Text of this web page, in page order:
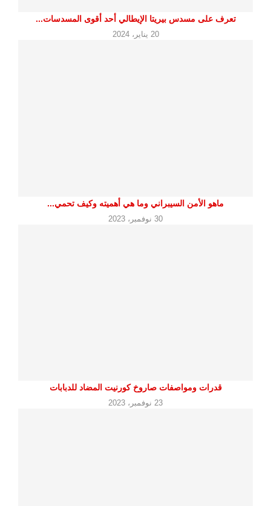
تعرف على مسدس بيريتا الإيطالي أحد أقوى المسدسات...
20 يناير، 2024
ماهو الأمن السيبراني وما هي أهميته وكيف تحمي...
30 نوفمبر، 2023
قدرات ومواصفات صاروخ كورنيت المضاد للدبابات
23 نوفمبر، 2023